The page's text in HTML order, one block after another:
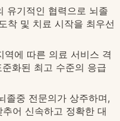
유기적인 협력으로 뇌졸
착 및 치료 시작을 최우선
역에 따른 의료 서비스 격
화된 최고 수준의 응급
졸중 전문의가 상주하며,
어 신속하고 정확한 대